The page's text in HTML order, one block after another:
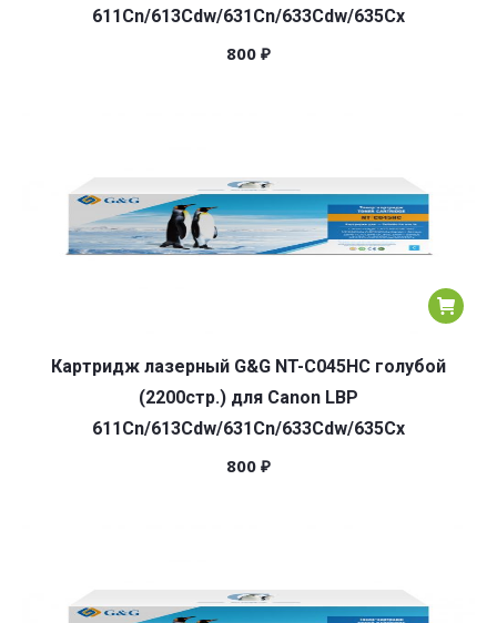
611Cn/613Cdw/631Cn/633Cdw/635Cx
800 ₽
Картридж лазерный G&G NT-C045HC голубой
(2200стр.) для Canon LBP
611Cn/613Cdw/631Cn/633Cdw/635Cx
800 ₽